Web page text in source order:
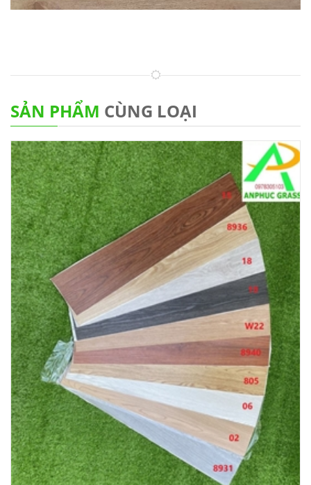
SẢN PHẨM CÙNG LOẠI